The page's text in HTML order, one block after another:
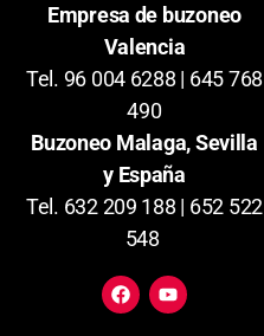
Empresa de buzoneo
Valencia
Tel. 96 004 6288 | 645 768
490
Buzoneo Malaga, Sevilla
y España
Tel. 632 209 188 | 652 522
548